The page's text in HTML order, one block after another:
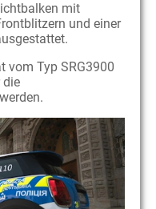
mit
und einer
vom Typ SRG3900
die